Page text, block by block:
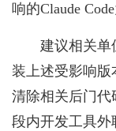
响的Claude
建议相关单
装上述受影响版
清除相关后门代
段内开发工具外